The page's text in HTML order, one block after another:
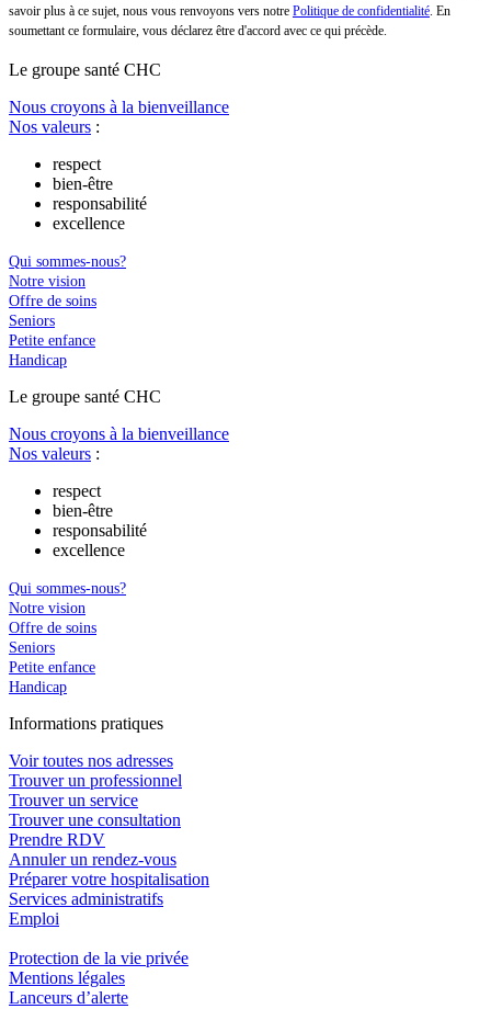
savoir plus à ce sujet, nous vous renvoyons vers notre Politique de confidentialité . En
soumettant ce formulaire, vous déclarez être d'accord avec ce qui précède.
Le groupe santé CHC
Nous croyons à la bienveillance
Nos valeurs :
respect
bien-être
responsabilité
excellence
Qui sommes-nous?
Notre vision
Offre de soins
Seniors
Petite enfance
Handicap
Le groupe santé CHC
Nous croyons à la bienveillance
Nos valeurs :
respect
bien-être
responsabilité
excellence
Qui sommes-nous?
Notre vision
Offre de soins
Seniors
Petite enfance
Handicap
Informations pratiques
Voir toutes nos adresses
Trouver un professionnel
Trouver un service
Trouver une consultation
Prendre RDV
Annuler un rendez-vous
Préparer votre hospitalisation
Services administratifs
Emploi​
Protection de la vie privée
Mentions légales
Lanceurs d’alerte